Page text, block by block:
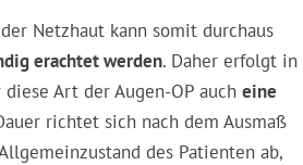
Netzhaut kann somit durchaus
erachtet werden. Daher erfolgt in
Art der Augen-OP auch eine
richtet sich nach dem Ausmaß
des Patienten ab,